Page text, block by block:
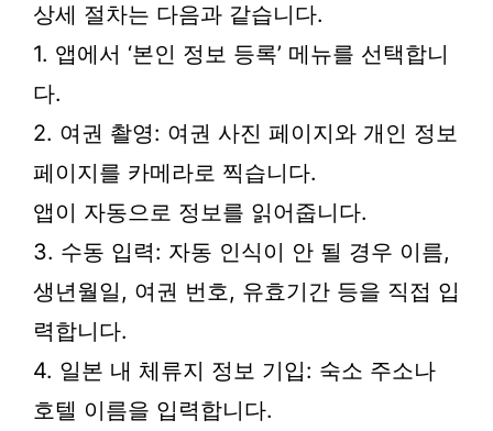
상세 절차는 다음과 같습니다.
1. 앱에서 ‘본인 정보 등록’ 메뉴를 선택합니
다.
2. 여권 촬영: 여권 사진 페이지와 개인 정보
페이지를 카메라로 찍습니다.
앱이 자동으로 정보를 읽어줍니다.
3. 수동 입력: 자동 인식이 안 될 경우 이름,
생년월일, 여권 번호, 유효기간 등을 직접 입
력합니다.
4. 일본 내 체류지 정보 기입: 숙소 주소나
호텔 이름을 입력합니다.